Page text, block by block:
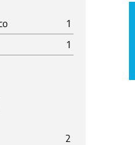
1
1
2